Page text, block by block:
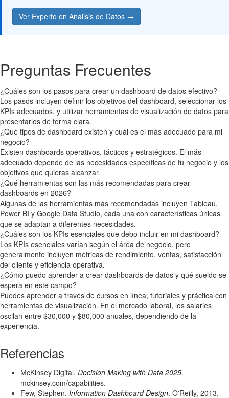
Ver Experto en Análisis de Datos →
Preguntas Frecuentes
¿Cuáles son los pasos para crear un dashboard de datos efectivo?
Los pasos incluyen definir los objetivos del dashboard, seleccionar los
KPIs adecuados, y utilizar herramientas de visualización de datos para
presentarlos de forma clara.
¿Qué tipos de dashboard existen y cuál es el más adecuado para mi
negocio?
Existen dashboards operativos, tácticos y estratégicos. El más
adecuado depende de las necesidades específicas de tu negocio y los
objetivos que quieras alcanzar.
¿Qué herramientas son las más recomendadas para crear
dashboards en 2026?
Algunas de las herramientas más recomendadas incluyen Tableau,
Power BI y Google Data Studio, cada una con características únicas
que se adaptan a diferentes necesidades.
¿Cuáles son los KPIs esenciales que debo incluir en mi dashboard?
Los KPIs esenciales varían según el área de negocio, pero
generalmente incluyen métricas de rendimiento, ventas, satisfacción
del cliente y eficiencia operativa.
¿Cómo puedo aprender a crear dashboards de datos y qué sueldo se
espera en este campo?
Puedes aprender a través de cursos en línea, tutoriales y práctica con
herramientas de visualización. En el mercado laboral, los salaries
oscilan entre $30,000 y $80,000 anuales, dependiendo de la
experiencia.
Referencias
McKinsey Digital. Decision Making with Data 2025.
mckinsey.com/capabilities.
Few, Stephen. Information Dashboard Design. O'Reilly, 2013.